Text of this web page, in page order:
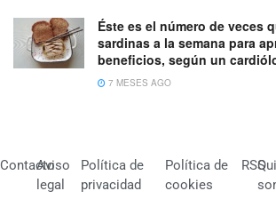
Éste es el número de veces
sardinas a la semana para
beneficios, según un
7 MESES AGO
ContactoAviso
legal
Política de
privacidad
Política de
cookies
RSS